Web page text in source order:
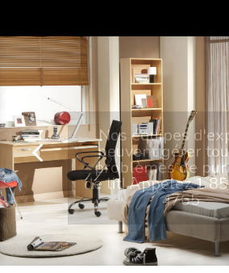
Nos équipes
peuvent gérer
problèmes de
de lit! Appelez 1
4765